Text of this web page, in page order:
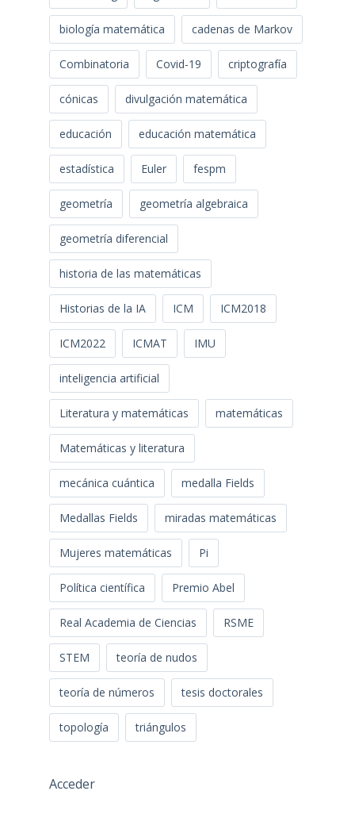
biología matemática cadenas de Markov
Combinatoria Covid-19 criptografía
cónicas divulgación matemática
educación educación matemática
estadística Euler fespm
geometría geometría algebraica
geometría diferencial
historia de las matemáticas
Historias de la IA ICM ICM2018
ICM2022 ICMAT IMU
inteligencia artificial
Literatura y matemáticas matemáticas
Matemáticas y literatura
mecánica cuántica medalla Fields
Medallas Fields miradas matemáticas
Mujeres matemáticas Pi
Política científica Premio Abel
Real Academia de Ciencias RSME
STEM teoría de nudos
teoría de números tesis doctorales
topología triángulos
Acceder